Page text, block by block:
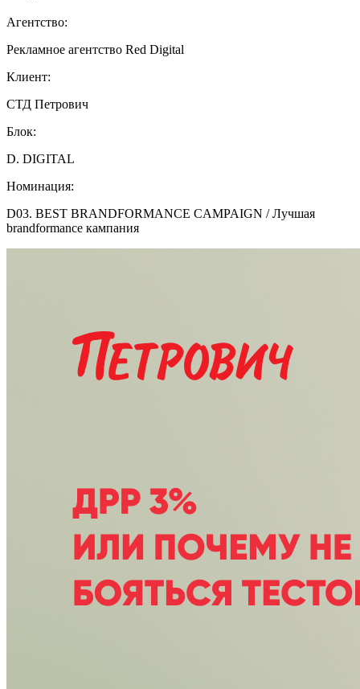
Агентство:
Рекламное агентство Red Digital
Клиент:
СТД Петрович
Блок:
D. DIGITAL
Номинация:
D03. BEST BRANDFORMANCE CAMPAIGN / Лучшая
brandformance кампания